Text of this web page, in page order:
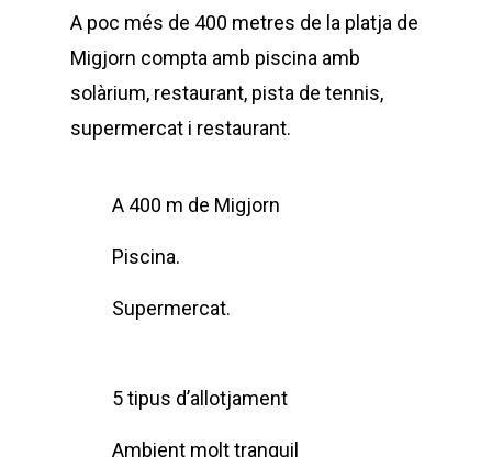
A poc més de 400 metres de la platja de
Migjorn compta amb piscina amb
solàrium, restaurant, pista de tennis,
supermercat i restaurant.
A 400 m de Migjorn
Piscina.
Supermercat.
5 tipus d’allotjament
Ambient molt tranquil